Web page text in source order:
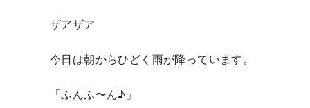
ザアザア
今⽇は朝からひどく⾬が降っています。
「ふんふ〜ん♪」